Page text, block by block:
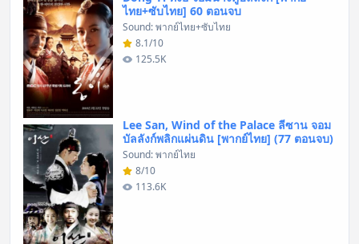
ไทย+ซับไทย] 60 ตอนจบ
Sound: พากย์ไทย+ซับไทย
8.1/10
125.5K
Lee San, Wind of the Palace ลีซาน จอม
บัลลังก์พลิกแผ่นดิน [พากย์ไทย] (77 ตอนจบ)
Sound: พากย์ไทย
8/10
113.6K